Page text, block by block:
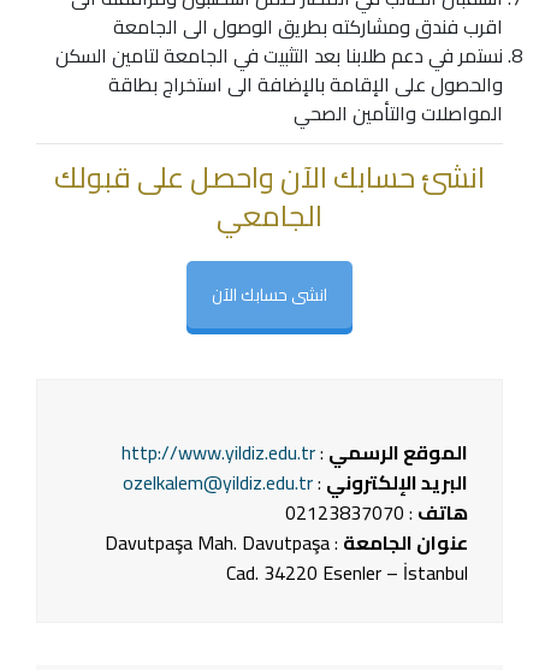
اقرب فندق ومشاركته بطريق الوصول الى الجامعة
نستمر في دعم طلابنا بعد التثبيت في الجامعة لتامين السكن
والحصول على الإقامة بالإضافة الى استخراج بطاقة
المواصلات والتأمين الصحي
انشئ حسابك الآن واحصل على قبولك
الجامعي
انشى حسابك الآن
الموقع الرسمي :
http://www.yildiz.edu.tr
البريد الإلكتروني :
ozelkalem@yildiz.edu.tr
هاتف : 02123837070
عنوان الجامعة : Davutpaşa Mah. Davutpaşa
Cad. 34220 Esenler – İstanbul